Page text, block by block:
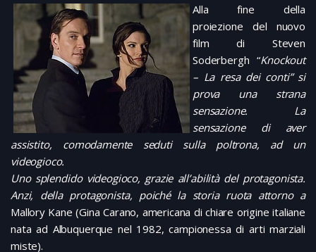
Alla fine della
proiezione del nuovo
film di Steven
Soderbergh “Knockout
– La resa dei conti” si
prova una strana
sensazione. La
sensazione di aver
assistito, comodamente seduti sulla poltrona, ad un
videogioco.
Uno splendido videogioco, grazie all’abilità del protagonista.
Anzi, della protagonista, poiché la storia ruota attorno a
Mallory Kane (Gina Carano, americana di chiare origine italiane
nata ad Albuquerque nel 1982, campionessa di arti marziali
miste).